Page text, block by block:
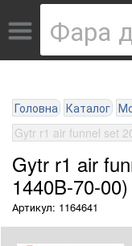
Головна Каталог
Gytr r1 air funnel set
Gytr r1 air
1440B-70-00)
Артикул: 1164641